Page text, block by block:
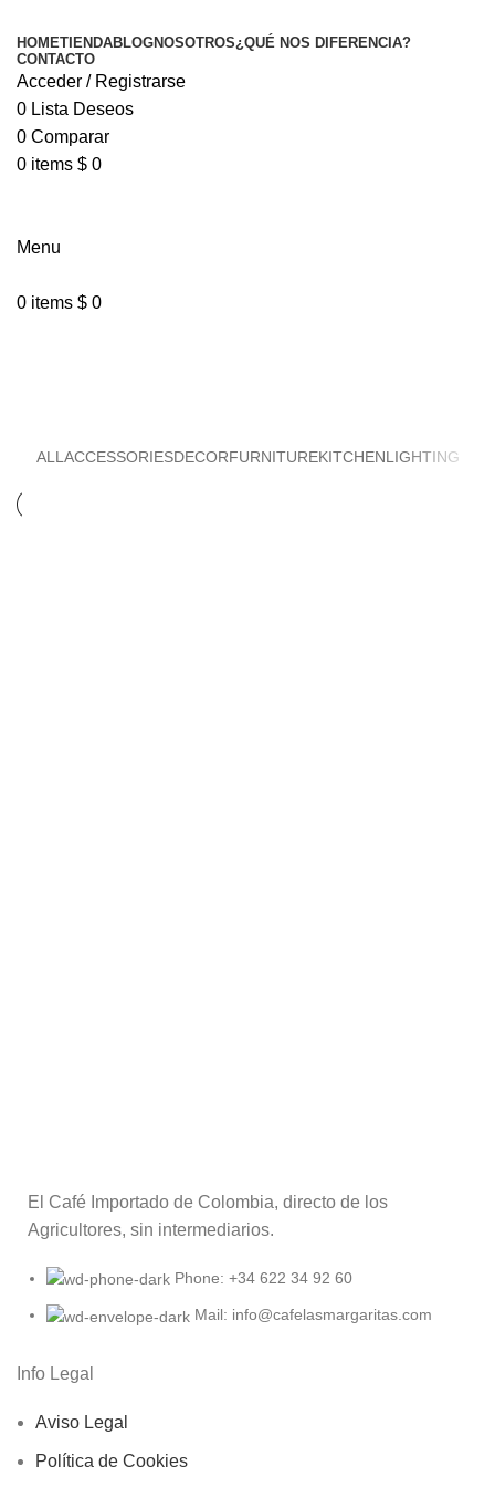
HOMETIENDABLOGNOSOTROS¿QUÉ NOS DIFERENCIA?
CONTACTO
Acceder / Registrarse
0 Lista Deseos
0 Comparar
0 items $ 0
Menu
0 items $ 0
ALL ACCESSORIESDECORFURNITUREKITCHENLIGHTING
El Café Importado de Colombia, directo de los
Agricultores, sin intermediarios.
Phone: +34 622 34 92 60
Mail: info@cafelasmargaritas.com
Info Legal
Aviso Legal
Política de Cookies